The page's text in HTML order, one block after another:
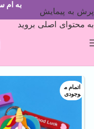
پرش به پیمایش
به محتوای اصلی بروید
به ام
اتمام م
وجودی